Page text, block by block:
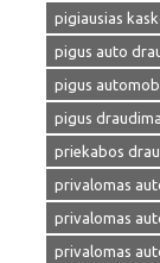
pigiausias
pigus auto
pigus
pigus
priekabos
privalomas
privalomas
privalomas